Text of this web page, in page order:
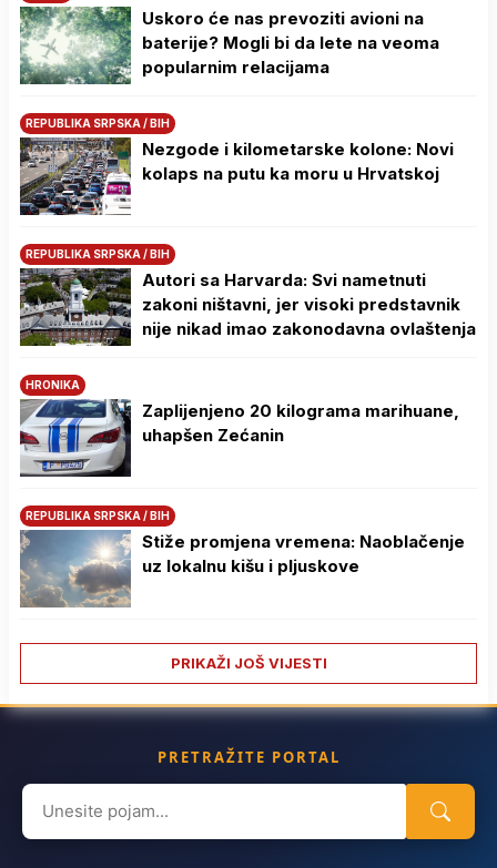
Uskoro će nas prevoziti avioni na
baterije? Mogli bi da lete na veoma
popularnim relacijama
REPUBLIKA SRPSKA / BIH
Nezgode i kilometarske kolone: Novi
kolaps na putu ka moru u Hrvatskoj
REPUBLIKA SRPSKA / BIH
Autori sa Harvarda: Svi nametnuti
zakoni ništavni, jer visoki predstavnik
nije nikad imao zakonodavna ovlaštenja
HRONIKA
Zaplijenjeno 20 kilograma marihuane,
uhapšen Zećanin
REPUBLIKA SRPSKA / BIH
Stiže promjena vremena: Naoblačenje
uz lokalnu kišu i pljuskove
PRIKAŽI JOŠ VIJESTI
PRETRAŽITE PORTAL
Search
for: